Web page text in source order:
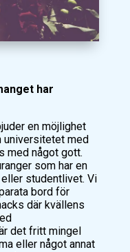
har
en möjlighet
universitetet med
med något gott.
som har en
studentlivet. Vi
bord för
där kvällens
det fritt mingel
eller något annat